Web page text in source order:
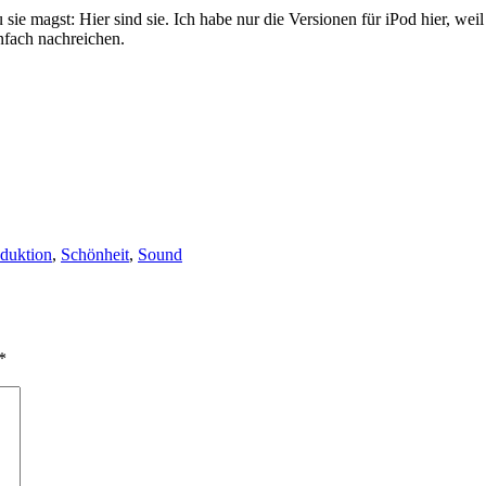
magst: Hier sind sie. Ich habe nur die Versionen für iPod hier,
nachreichen.
, Schönheit, Sound
*